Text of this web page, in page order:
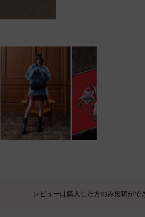
レビューは購入した方のみ投稿がで